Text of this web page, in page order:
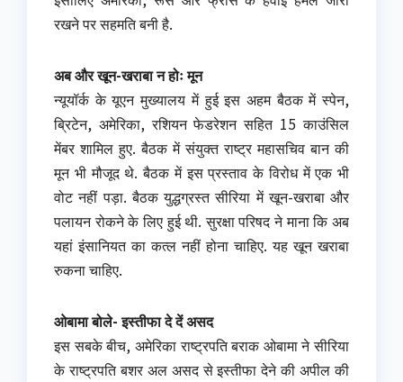
रखने पर सहमति बनी है.
अब और खून-खराबा न होः मून
न्यूयॉर्क के यूएन मुख्यालय में हुई इस अहम बैठक में स्पेन,
ब्रिटेन, अमेरिका, रशियन फेडरेशन सहित 15 काउंसिल
मेंबर शामिल हुए. बैठक में संयुक्त राष्ट्र महासचिव बान की
मून भी मौजूद थे. बैठक में इस प्रस्ताव के विरोध में एक भी
वोट नहीं पड़ा. बैठक युद्धग्रस्त सीरिया में खून-खराबा और
पलायन रोकने के लिए हुई थी. सुरक्षा परिषद ने माना कि अब
यहां इंसानियत का कत्ल नहीं होना चाहिए. यह खून खराबा
रुकना चाहिए.
ओबामा बोले- इस्तीफा दे दें असद
इस सबके बीच, अमेरिका राष्ट्रपति बराक ओबामा ने सीरिया
के राष्ट्रपति बशर अल असद से इस्तीफा देने की अपील की